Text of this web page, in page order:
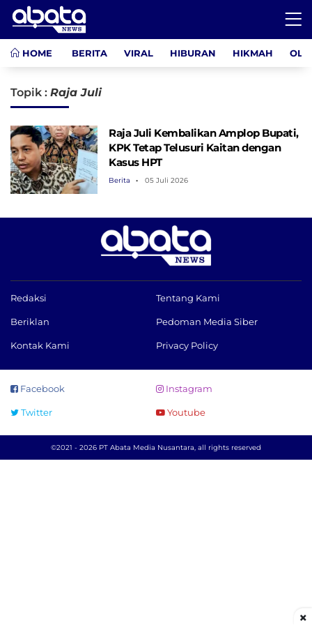
HOME BERITA VIRAL HIBURAN HIKMAH
Topik : Raja Juli
Raja Juli Kembalikan Amplop Bupati,
KPK Tetap Telusuri Kaitan dengan
Kasus HPT
Berita 05 Juli 2026
Redaksi Tentang Kami
Beriklan Pedoman Media Siber
Kontak Kami Privacy Policy
Facebook Instagram
Twitter Youtube
©2021 - 2026 PT Abata Media Nusantara, all rights reserved
×